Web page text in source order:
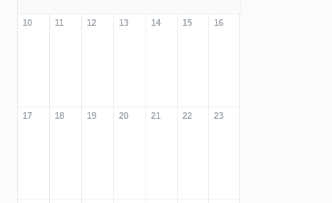
10 11 12 13 14 15 16
17 18 19 20 21 22 23